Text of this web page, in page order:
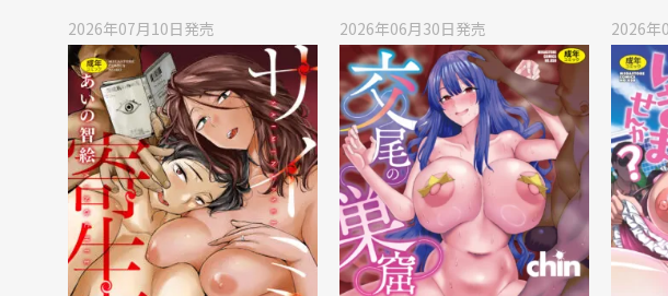
2026年07月10日発売 2026年06月30日発売 2026年